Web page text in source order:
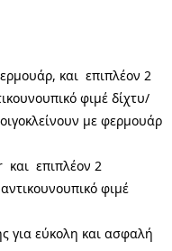
και επιπλέον 2
φιμέ δίχτυ/
με φερμουάρ
και επιπλέον 2
φιμέ
για εύκολη και ασφαλή